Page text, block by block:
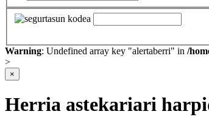
Warning: Undefined array key "alertaberri" in /
>
×
Herria astekariari